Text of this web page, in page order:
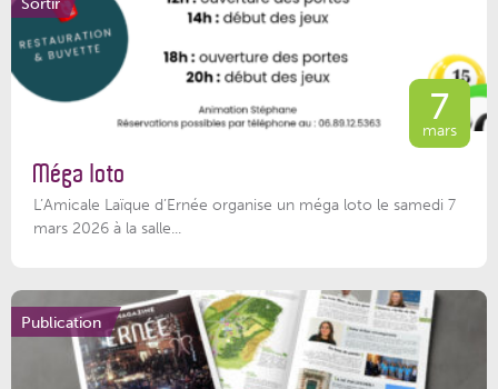
7
mars
Méga loto
L’Amicale Laïque d’Ernée organise un méga loto le samedi 7
mars 2026 à la salle...
Publication